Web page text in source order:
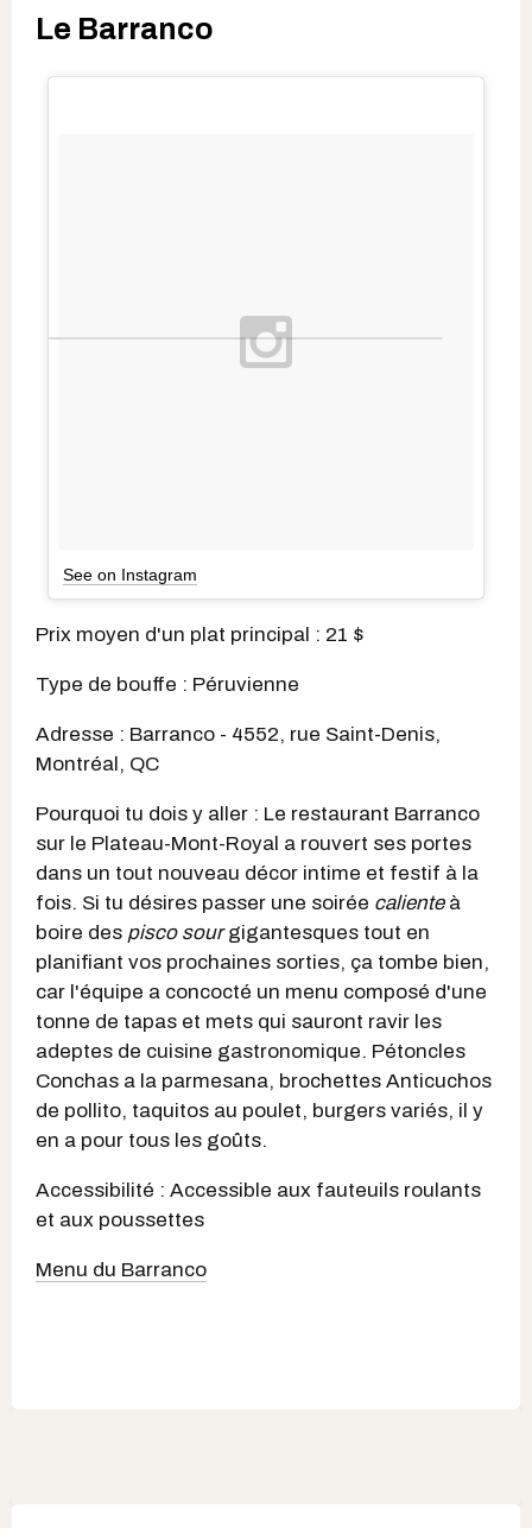
Le Barranco
See on Instagram
Prix moyen d'un plat principal : 21 $
Type de bouffe : Péruvienne
Adresse : Barranco - 4552, rue Saint-Denis,
Montréal, QC
Pourquoi tu dois y aller : Le restaurant Barranco
sur le Plateau-Mont-Royal a rouvert ses portes
dans un tout nouveau décor intime et festif à la
fois. Si tu désires passer une soirée calienteà
boire des pisco sourgigantesques tout en
planifiant vos prochaines sorties, ça tombe bien,
car l'équipe a concocté un menu composé d'une
tonne de tapas et mets qui sauront ravir les
adeptes de cuisine gastronomique. Pétoncles
Conchas a la parmesana, brochettes Anticuchos
de pollito, taquitos au poulet, burgers variés, il y
en a pour tous les goûts.
Accessibilité : Accessible aux fauteuils roulants
et aux poussettes
Menu du Barranco